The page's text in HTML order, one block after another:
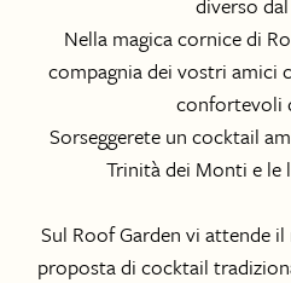
Nella magica cornice di
compagnia dei vostri amici
confortevoli
Sorseggerete un cocktail
Trinità dei Monti e le
Sul Roof Garden vi attende
proposta di cocktail